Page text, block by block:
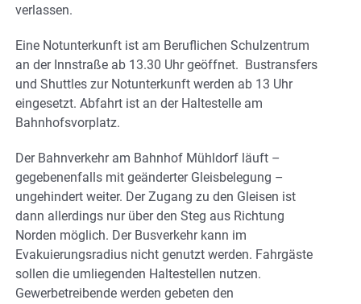
verlassen.
Eine Notunterkunft ist am Beruflichen Schulzentrum
an der Innstraße ab 13.30 Uhr geöffnet. Bustransfers
und Shuttles zur Notunterkunft werden ab 13 Uhr
eingesetzt. Abfahrt ist an der Haltestelle am
Bahnhofsvorplatz.
Der Bahnverkehr am Bahnhof Mühldorf läuft –
gegebenenfalls mit geänderter Gleisbelegung –
ungehindert weiter. Der Zugang zu den Gleisen ist
dann allerdings nur über den Steg aus Richtung
Norden möglich. Der Busverkehr kann im
Evakuierungsradius nicht genutzt werden. Fahrgäste
sollen die umliegenden Haltestellen nutzen.
Gewerbetreibende werden gebeten den